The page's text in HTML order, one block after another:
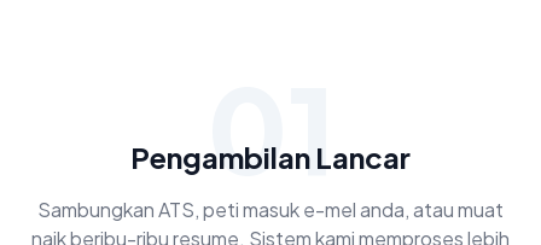
01
Pengambilan Lancar
Sambungkan ATS, peti masuk e-mel anda, atau muat
naik beribu-ribu resume. Sistem kami memproses lebih